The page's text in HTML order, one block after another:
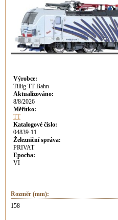
Výrobce:
Tillig TT Bahn
Aktualizováno:
8/8/2026
Měřítko:
TT
Katalogové číslo:
04839-11
Železniční správa:
PRIVAT
Epocha:
VI
Rozměr (mm):
158